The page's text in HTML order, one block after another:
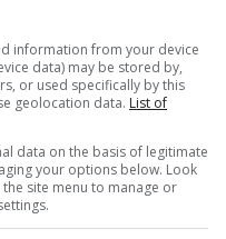
të tregojnë kujdes
të
keqpërdorim.
mbetet e
mashtrimeve
prioritetet kryesore
information from your device
data) may be stored by,
or used specifically by this
geolocation data. List of
data on the basis of legitimate
your options below. Look
site menu to manage or